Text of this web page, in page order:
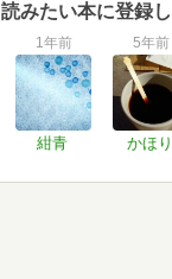
読みたい本に登録
1年前
紺青
5年前
かほり